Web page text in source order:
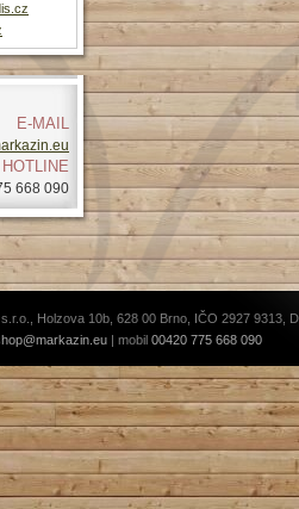
E-MAIL
HOTLINE
668 090
Holzova 10b, 628 00 Brno, IČO 2927 9313,
| mobil 00420 775 668 090